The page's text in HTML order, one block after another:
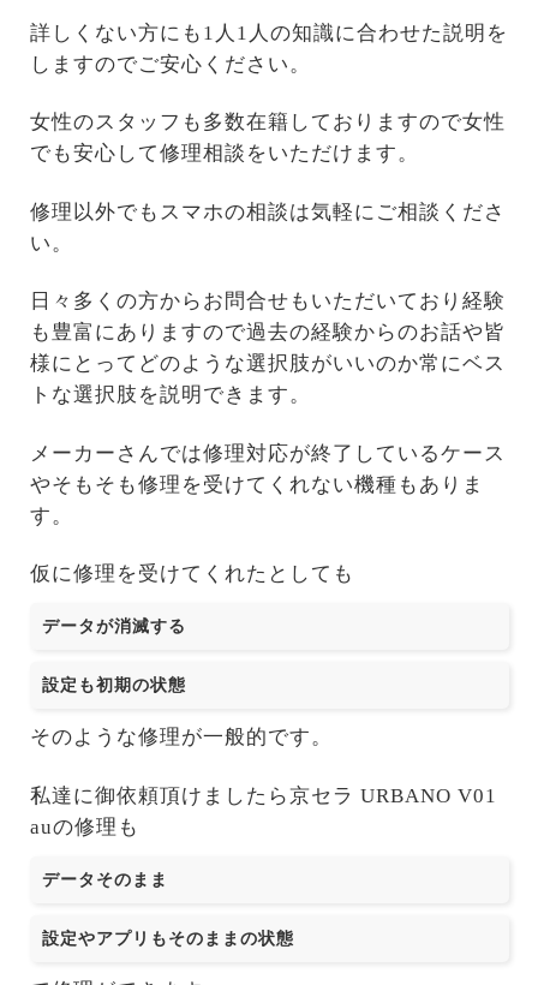
詳しくない方にも1人1人の知識に合わせた説明を
しますのでご安心ください。
女性のスタッフも多数在籍しておりますので女性
でも安心して修理相談をいただけます。
修理以外でもスマホの相談は気軽にご相談くださ
い。
日々多くの方からお問合せもいただいており経験
も豊富にありますので過去の経験からのお話や皆
様にとってどのような選択肢がいいのか常にベス
トな選択肢を説明できます。
メーカーさんでは修理対応が終了しているケース
やそもそも修理を受けてくれない機種もありま
す。
仮に修理を受けてくれたとしても
データが消滅する
設定も初期の状態
そのような修理が一般的です。
私達に御依頼頂けましたら京セラ URBANO V01
auの修理も
データそのまま
設定やアプリもそのままの状態